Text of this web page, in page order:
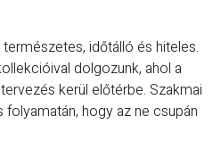
időtálló és hiteles.
dolgozunk, ahol a
kerül előtérbe. Szakmai
hogy az ne csupán